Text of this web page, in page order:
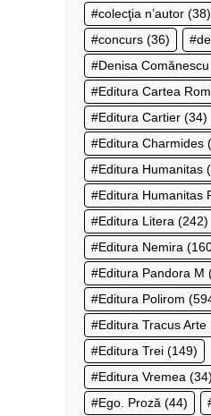
colecţia n’autor (38)
concurs (36)
Denisa Comănescu
Editura Cartea
Editura Cartier (34)
Editura Charmides
Editura Humanitas
Editura Humanitas
Editura Litera (242)
Editura Nemira
Editura Pandora M
Editura Polirom
Editura Tracus Arte
Editura Trei (149)
Editura Vremea (34)
Ego. Proză (44)